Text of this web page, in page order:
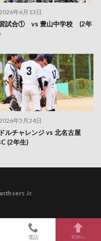
2026年6月13日
試合① vs 豊山中学校 (2年
2026年5月24日
ルチャレンジ vs 北名古屋
(2年生)
Jr.
電話 TOPへ